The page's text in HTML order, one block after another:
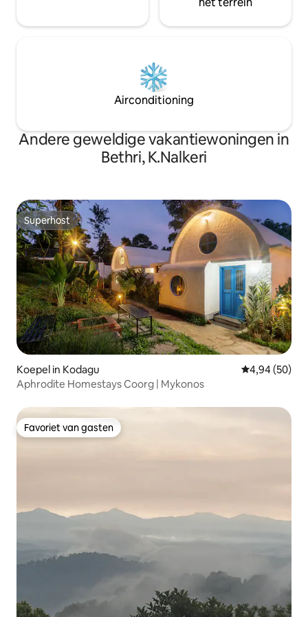
Airconditioning
Andere geweldige vakantiewoningen in
Bethri, K.Nalkeri
Superhost
Superhost
Koepel in Kodagu Gemiddelde
4,94 (50)
Aphrodite Homestays Coorg | Mykonos
Favoriet van gasten
Favoriet van gasten